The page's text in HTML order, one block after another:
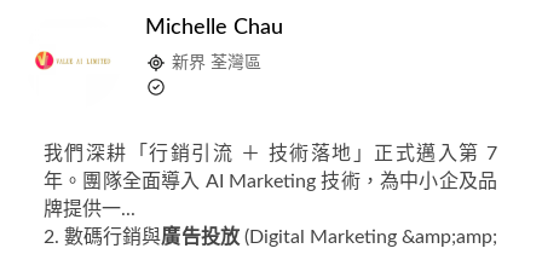
Michelle Chau
新界 荃灣區
我們深耕「行銷引流 ＋ 技術落地」正式邁入第 7
年。團隊全面導入 AI Marketing 技術，為中小企及品
牌提供一...
2. 數碼行銷與廣告投放(Digital Marketing &amp;amp;